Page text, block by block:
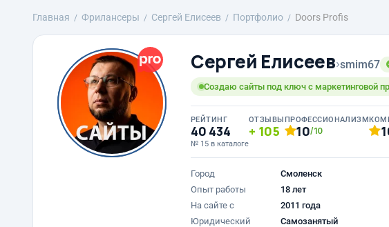
Главная Фрилансеры Сергей Елисеев Портфолио Doors Profis
Сергей Елисеев›smim67
Создаю сайты под ключ с маркетинговой
РЕЙТИНГ
40 434
№ 15 в каталоге
ОТЗЫВЫ
105
ПРОФЕССИОНАЛИЗМ
10/10
Город
Смоленск
Опыт работы
18 лет
На сайте с
2011 года
Юридический
Самозанятый